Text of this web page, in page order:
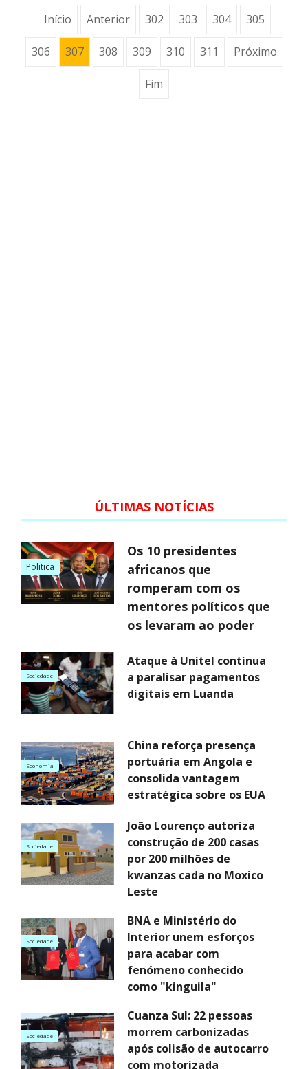
Início Anterior 302 303 304 305
306 307 308 309 310 311 Próximo
Fim
ÚLTIMAS NOTÍCIAS
Politica
Os 10 presidentes
africanos que
romperam com os
mentores políticos que
os levaram ao poder
Sociedade
Ataque à Unitel continua
a paralisar pagamentos
digitais em Luanda
Economia
China reforça presença
portuária em Angola e
consolida vantagem
estratégica sobre os EUA
Sociedade
João Lourenço autoriza
construção de 200 casas
por 200 milhões de
kwanzas cada no Moxico
Leste
Sociedade
BNA e Ministério do
Interior unem esforços
para acabar com
fenómeno conhecido
como "kinguila"
Sociedade
Cuanza Sul: 22 pessoas
morrem carbonizadas
após colisão de autocarro
com motorizada